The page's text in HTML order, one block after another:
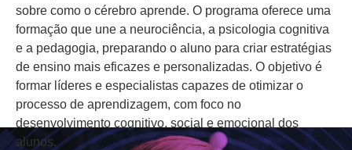
sobre como o cérebro aprende. O programa oferece uma
formação que une a neurociência, a psicologia cognitiva
e a pedagogia, preparando o aluno para criar estratégias
de ensino mais eficazes e personalizadas. O objetivo é
formar líderes e especialistas capazes de otimizar o
processo de aprendizagem, com foco no
desenvolvimento cognitivo, social e emocional dos
alunos.